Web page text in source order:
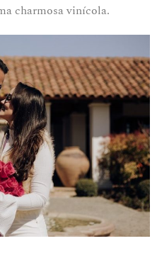
charmosa vinícola.